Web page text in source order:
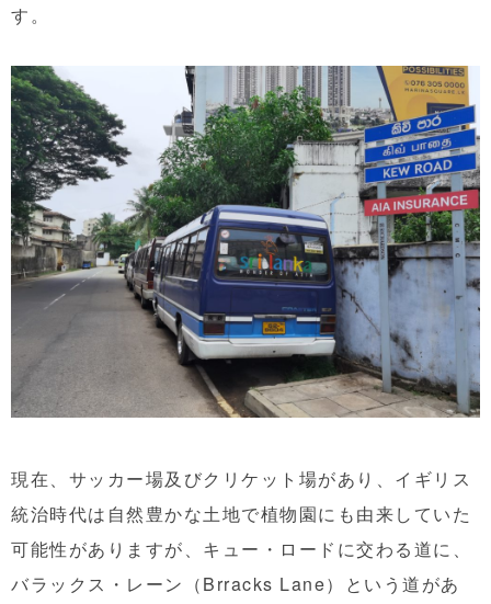
す。
現在、サッカー場及びクリケット場があり、イギリス
統治時代は自然豊かな土地で植物園にも由来していた
可能性がありますが、キュー・ロードに交わる道に、
バラックス・レーン（Brracks Lane）という道があ